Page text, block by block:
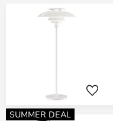
SUMMER DEAL